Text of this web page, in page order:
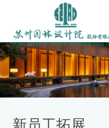
新员工拓展